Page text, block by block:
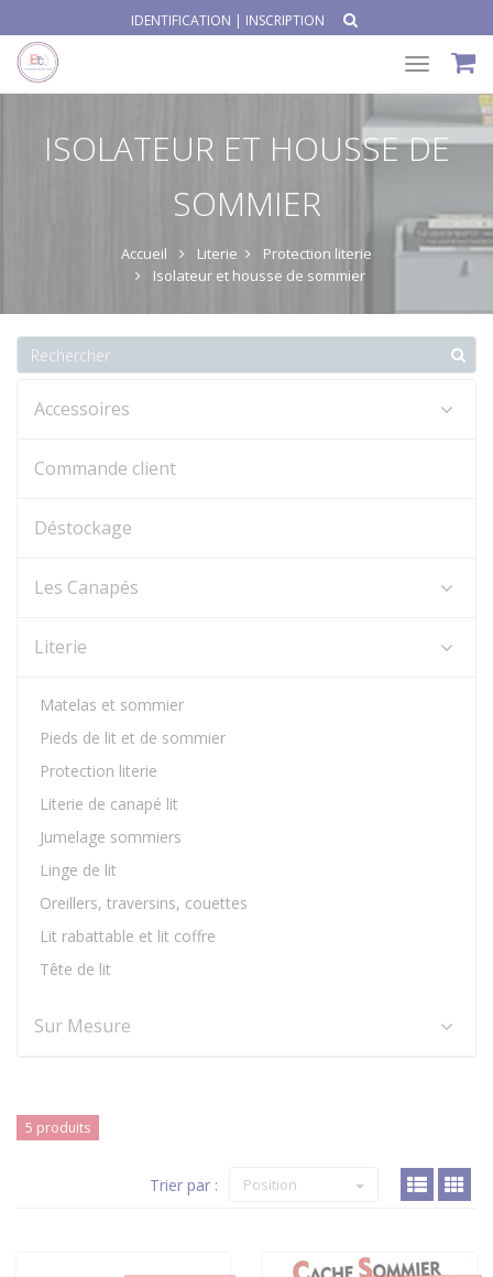
IDENTIFICATION | INSCRIPTION
Toggle
ISOLATEUR ET HOUSSE DE
SOMMIER
Accueil Literie
Protection literie
Isolateur et housse de sommier
Accessoires
Commande client
Déstockage
Les Canapés
Literie
Matelas et sommier
Pieds de lit et de sommier
Protection literie
Literie de canapé lit
Jumelage sommiers
Linge de lit
Oreillers, traversins, couettes
Lit rabattable et lit coffre
Tête de lit
Sur Mesure
5 produits
Trier par : Position